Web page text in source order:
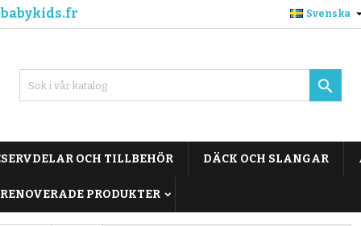
Svenska

OCH TILLBEHÖR DÄCK OCH SLANGAR
RENOVERADE PRODUKTER